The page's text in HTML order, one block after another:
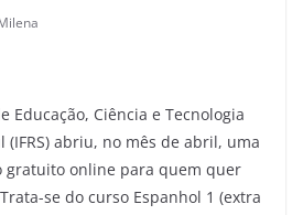
Educação, Ciência e Tecnologia
(IFRS) abriu, no mês de abril, uma
gratuito online para quem quer
se do curso Espanhol 1 (extra